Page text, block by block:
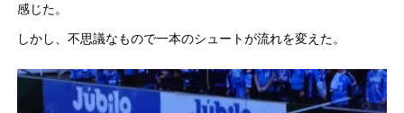
感じた。
しかし、不思議なもので一本のシュートが流れを変えた。